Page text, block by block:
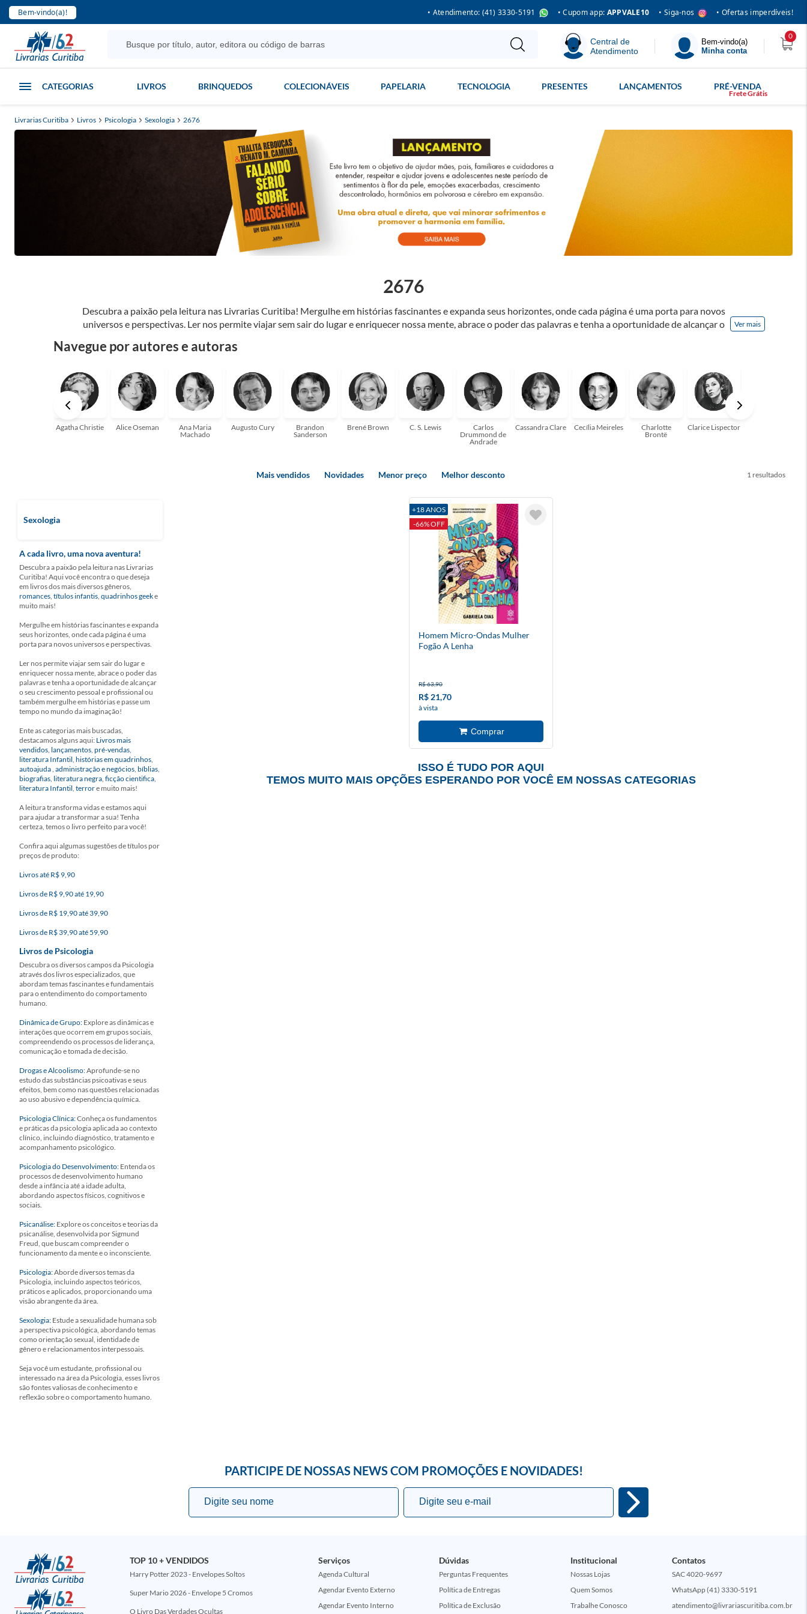
Bem-vindo(a)! • Atendimento: (41) 3330-5191 • Cupom app: APPVALE10 • Siga-nos • Ofertas imperdíveis!
Central de
Atendimento
Bem-vindo(a)
Minha conta
0
CATEGORIAS LIVROS BRINQUEDOS COLECIONÁVEIS PAPELARIA TECNOLOGIA PRESENTES LANÇAMENTOS PRÉ-VENDA
Livrarias Curitiba Livros Psicologia Sexologia 2676
Descubra a paixão pela leitura nas Livrarias Curitiba! Mergulhe em histórias fascinantes e expanda seus horizontes, onde cada página é uma porta para novos
universos e perspectivas. Ler nos permite viajar sem sair do lugar e enriquecer nossa mente, abrace o poder das palavras e tenha a oportunidade de alcançar o
aqui para ajudar a transformar a sua! Tenha certeza, temos o livro perfeito para você!
Ver mais
2676
Navegue por autores e autoras
Agatha Christie Alice Oseman
Ana Maria
Machado
Augusto Cury
Brandon
Sanderson
Brené Brown C. S. Lewis
Carlos
Drummond de
Andrade
Cassandra Clare Cecília Meireles
Charlotte
Brontë
Clarice Lispector
Mais vendidos Novidades Menor preço Melhor desconto 1
Sexologia
A cada livro, uma nova aventura!
Descubra a paixão pela leitura nas Livrarias
Curitiba! Aqui você encontra o que deseja
em livros dos mais diversos gêneros,
romances, títulos infantis, quadrinhos geeke
muito mais!
Mergulhe em histórias fascinantes e expanda
seus horizontes, onde cada página é uma
porta para novos universos e perspectivas.
Ler nos permite viajar sem sair do lugar e
enriquecer nossa mente, abrace o poder das
palavras e tenha a oportunidade de alcançar
o seu crescimento pessoal e profissional ou
também mergulhe em histórias e passe um
tempo no mundo da imaginação!
Ente as categorias mais buscadas,
destacamos alguns aqui: Livros mais
vendidos, lançamentos, pré-vendas,
literatura Infantil, histórias em quadrinhos,
autoajuda, administração e negócios, bíblias,
biografias, literatura negra, ficção cientifica,
literatura Infantil, terrore muito mais!
A leitura transforma vidas e estamos aqui
para ajudar a transformar a sua! Tenha
certeza, temos o livro perfeito para você!
Confira aqui algumas sugestões de títulos por
preços de produto:
Livros até R$ 9,90
Livros de R$ 9,90 até 19,90
Livros de R$ 19,90 até 39,90
Livros de R$ 39,90 até 59,90
Livros de Psicologia
Descubra os diversos campos da Psicologia
através dos livros especializados, que
abordam temas fascinantes e fundamentais
para o entendimento do comportamento
humano.
Dinâmica de Grupo: Explore as dinâmicas e
interações que ocorrem em grupos sociais,
compreendendo os processos de liderança,
comunicação e tomada de decisão.
Drogas e Alcoolismo:Aprofunde-se no
estudo das substâncias psicoativas e seus
efeitos, bem como nas questões relacionadas
ao uso abusivo e dependência química.
Psicologia Clínica:Conheça os fundamentos
e práticas da psicologia aplicada ao contexto
clínico, incluindo diagnóstico, tratamento e
acompanhamento psicológico.
Psicologia do Desenvolvimento: Entenda os
processos de desenvolvimento humano
desde a infância até a idade adulta,
abordando aspectos físicos, cognitivos e
sociais.
Psicanálise: Explore os conceitos e teorias da
psicanálise, desenvolvida por Sigmund
Freud, que buscam compreender o
funcionamento da mente e o inconsciente.
Psicologia:Aborde diversos temas da
Psicologia, incluindo aspectos teóricos,
práticos e aplicados, proporcionando uma
visão abrangente da área.
Sexologia: Estude a sexualidade humana sob
a perspectiva psicológica, abordando temas
como orientação sexual, identidade de
gênero e relacionamentos interpessoais.
Seja você um estudante, profissional ou
interessado na área da Psicologia, esses livros
são fontes valiosas de conhecimento e
reflexão sobre o comportamento humano.
+18 ANOS
-66% OFF
Homem Micro-Ondas Mulher
Fogão A Lenha
R$ 63,90
R$ 21,70
à vista
ISSO É TUDO POR AQUI
TEMOS MUITO MAIS OPÇÕES ESPERANDO POR VOCÊ EM NOSSAS CATEGORIAS
PARTICIPE DE NOSSAS NEWS COM PROMOÇÕES E NOVIDADES!
TOP 10 + VENDIDOS
Harry Potter 2023 - Envelopes Soltos
Super Mario 2026 - Envelope 5 Cromos
O Livro Das Verdades Ocultas
Serviços
Agenda Cultural
Agendar Evento Externo
Agendar Evento Interno
Dúvidas
Perguntas Frequentes
Política de Entregas
Política de Exclusão
Institucional
Nossas Lojas
Quem Somos
Trabalhe Conosco
Contatos
SAC 4020-9697
WhatsApp (41) 3330-5191
atendimento@livrariascuritiba.com.br